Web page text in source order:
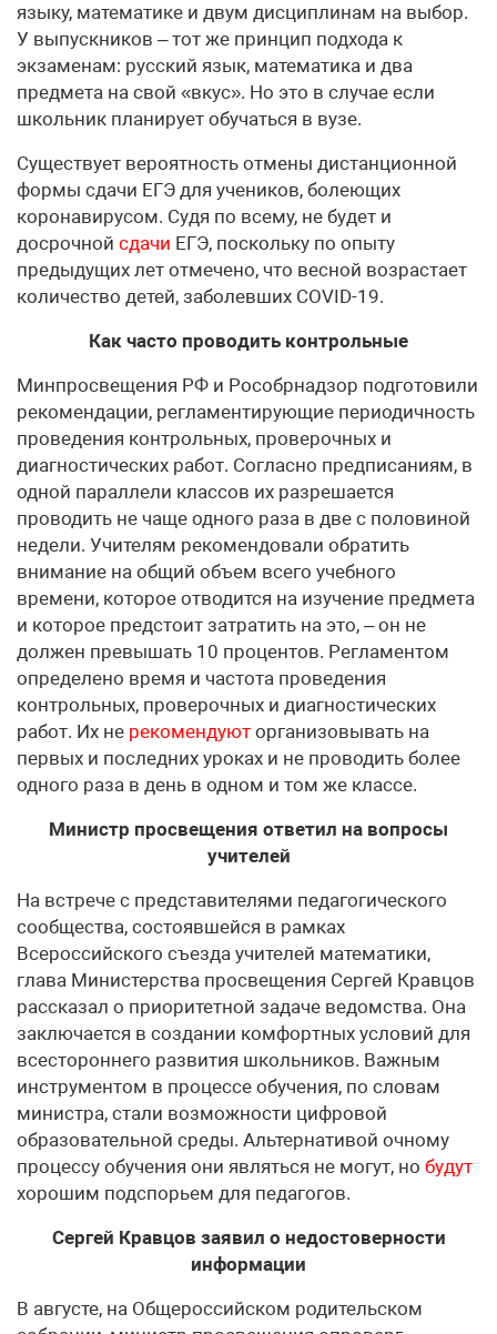
языку, математике и двум дисциплинам на выбор.
У выпускников – тот же принцип подхода к
экзаменам: русский язык, математика и два
предмета на свой «вкус». Но это в случае если
школьник планирует обучаться в вузе.
Существует вероятность отмены дистанционной
формы сдачи ЕГЭ для учеников, болеющих
коронавирусом. Судя по всему, не будет и
досрочной сдачи ЕГЭ, поскольку по опыту
предыдущих лет отмечено, что весной возрастает
количество детей, заболевших COVID-19.
Как часто проводить контрольные
Минпросвещения РФ и Рособрнадзор подготовили
рекомендации, регламентирующие периодичность
проведения контрольных, проверочных и
диагностических работ. Согласно предписаниям, в
одной параллели классов их разрешается
проводить не чаще одного раза в две с половиной
недели. Учителям рекомендовали обратить
внимание на общий объем всего учебного
времени, которое отводится на изучение предмета
и которое предстоит затратить на это, – он не
должен превышать 10 процентов. Регламентом
определено время и частота проведения
контрольных, проверочных и диагностических
работ. Их не рекомендуют организовывать на
первых и последних уроках и не проводить более
одного раза в день в одном и том же классе.
Министр просвещения ответил на вопросы
учителей
На встрече с представителями педагогического
сообщества, состоявшейся в рамках
Всероссийского съезда учителей математики,
глава Министерства просвещения Сергей Кравцов
рассказал о приоритетной задаче ведомства. Она
заключается в создании комфортных условий для
всестороннего развития школьников. Важным
инструментом в процессе обучения, по словам
министра, стали возможности цифровой
образовательной среды. Альтернативой очному
процессу обучения они являться не могут, но будут
хорошим подспорьем для педагогов.
Сергей Кравцов заявил о недостоверности
информации
В августе, на Общероссийском родительском